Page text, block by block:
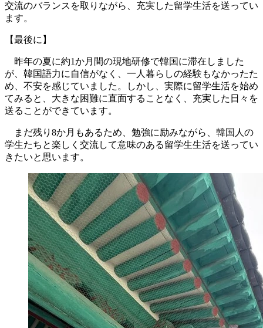
交流のバランスを取りながら、充実した留学生活を送ってい
ます。
【最後に】
昨年の夏に約1か月間の現地研修で韓国に滞在しました
が、韓国語力に自信がなく、一人暮らしの経験もなかったた
め、不安を感じていました。しかし、実際に留学生活を始め
てみると、大きな困難に直面することなく、充実した日々を
送ることができています。
まだ残り8か月もあるため、勉強に励みながら、韓国人の
学生たちと楽しく交流して意味のある留学生生活を送ってい
きたいと思います。